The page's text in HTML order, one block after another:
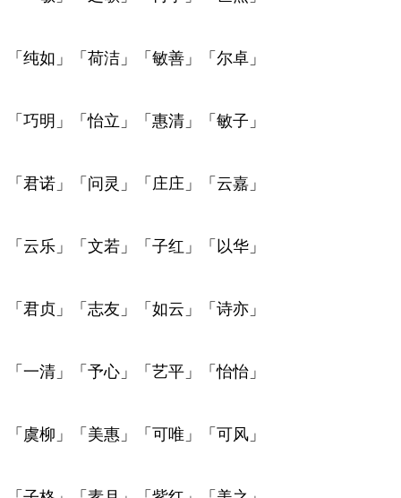
「纯如」「荷洁」「敏善」「尔卓」
「巧明」「怡立」「惠清」「敏子」
「君诺」「问灵」「庄庄」「云嘉」
「云乐」「文若」「子红」「以华」
「君贞」「志友」「如云」「诗亦」
「一清」「予心」「艺平」「怡怡」
「虞柳」「美惠」「可唯」「可风」